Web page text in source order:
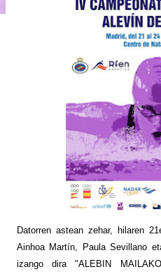
Datorren astean zehar, hilaren
Ainhoa Martín, Paula Sevillano
izango dira "ALEBIN